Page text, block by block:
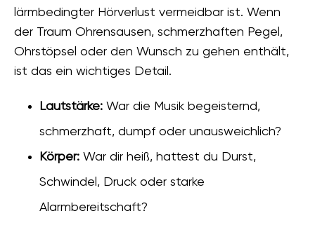
lärmbedingter Hörverlust vermeidbar ist. Wenn
der Traum Ohrensausen, schmerzhaften Pegel,
Ohrstöpsel oder den Wunsch zu gehen enthält,
ist das ein wichtiges Detail.
Lautstärke: War die Musik begeisternd,
schmerzhaft, dumpf oder unausweichlich?
Körper: War dir heiß, hattest du Durst,
Schwindel, Druck oder starke
Alarmbereitschaft?